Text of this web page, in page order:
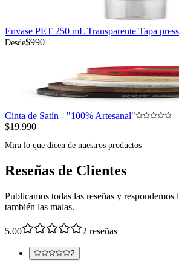
Envase PET 250 mL Transparente Tapa
Desde$990
Cinta de Satín - "100% Artesanal"
$19.990
Mira lo que dicen de nuestros productos
Reseñas de Clientes
Publicamos todas las reseñas y respondemos
también las malas.
5.00 2 reseñas
2